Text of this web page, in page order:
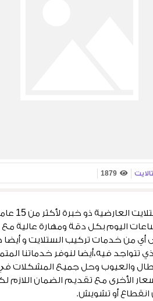
فني
اليوم بكل دقة ومهارة عالية
من خدمات تركيب الستلايت و أيضا
فيه،أيضا لنوفر خدماتنا
والعيوب وحل جميع المشكلات
الأخرى مع تقديم الضمان اللازم
انقطاع أو تشويش.